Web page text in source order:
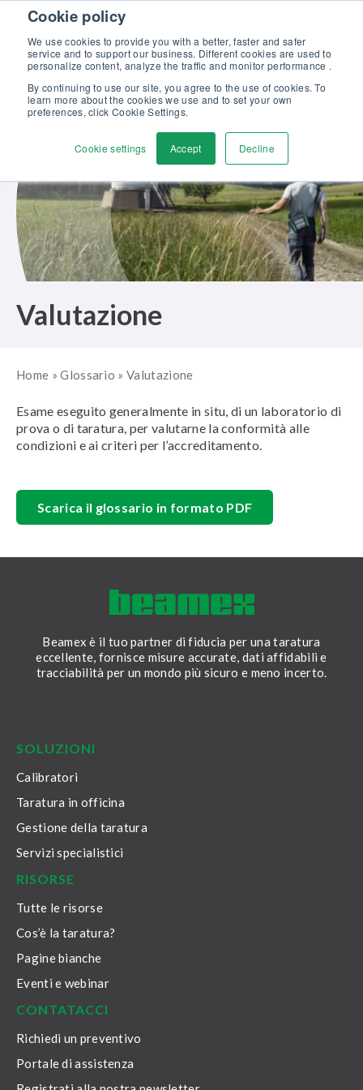
Cookie policy
We use cookies to provide you with a better, faster and safer
service and to support our business. Different cookies are used to
personalize content, analyze the traffic and monitor performance .
By continuing to use our site, you agree to the use of cookies. To
learn more about the cookies we use and to set your own
preferences, click Cookie Settings.
Cookie settings Accept Decline
Skip to content
Scopri la nostra nuova brochure Soluzioni Beamex per l’eccellenza
Contattaci
Valutazione
Home »Glossario »Valutazione
Esame eseguito generalmente in situ, di un laboratorio di
prova o di taratura, per valutarne la conformità alle
condizioni e ai criteri per l’accreditamento.
Scarica il glossario in formato PDF
Beamex è il tuo partner di fiducia per una taratura
eccellente, fornisce misure accurate, dati affidabili e
tracciabilità per un mondo più sicuro e meno incerto.
SOLUZIONI
Calibratori
Taratura in officina
Gestione della taratura
Servizi specialistici
RISORSE
Tutte le risorse
Cos’è la taratura?
Pagine bianche
Eventi e webinar
CONTATACCI
Richiedi un preventivo
Portale di assistenza